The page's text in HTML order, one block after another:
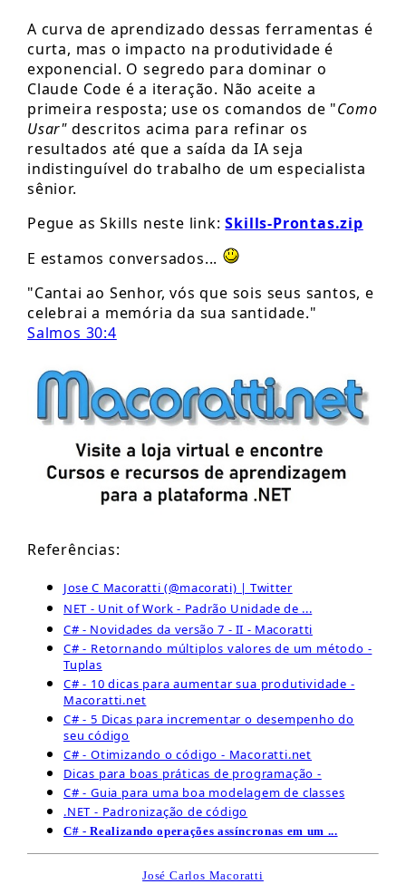
A curva de aprendizado dessas ferramentas é
curta, mas o impacto na produtividade é
exponencial. O segredo para dominar o
Claude Code é a iteração. Não aceite a
primeira resposta; use os comandos de "Como
Usar" descritos acima para refinar os
resultados até que a saída da IA seja
indistinguível do trabalho de um especialista
sênior.
Pegue as Skills neste link: Skills-Prontas.zip
E estamos conversados...
"Cantai ao Senhor, vós que sois seus santos, e
celebrai a memória da sua santidade."
Salmos 30:4
Referências:
Jose C Macoratti (@macorati) | Twitter
NET - Unit of Work - Padrão Unidade de ...
C# - Novidades da versão 7 - II - Macoratti
C# - Retornando múltiplos valores de um método -
Tuplas
C# - 10 dicas para aumentar sua produtividade -
Macoratti.net
C# - 5 Dicas para incrementar o desempenho do
seu código
C# - Otimizando o código - Macoratti.net
Dicas para boas práticas de programação -
C# - Guia para uma boa modelagem de classes
.NET - Padronização de código
C# - Realizando operações assíncronas em um ...
José Carlos Macoratti